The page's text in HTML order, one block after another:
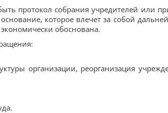
протокол собрания учредителей или
которое влечет за собой
обоснована.
организации, реорганизация